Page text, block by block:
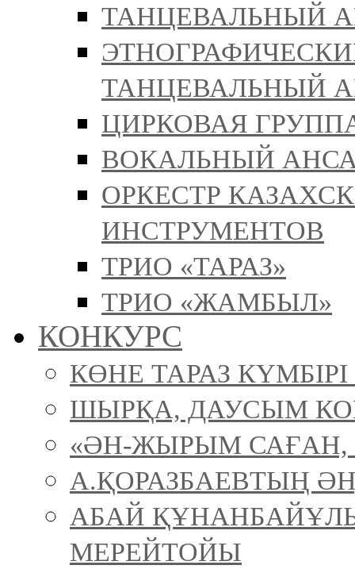
ТАНЦЕВАЛЬНЫЙ
ТАНЦЕВАЛЬНЫЙ
ЦИРКОВАЯ
ВОКАЛЬНЫЙ
ОРКЕСТР
ИНСТРУМЕНТОВ
ТРИО «ТАРАЗ»
ТРИО «ЖАМБЫЛ»
КОНКУРС
КӨНЕ ТАРАЗ
ШЫРҚА, ДАУСЫМ
«ӘН-ЖЫРЫМ САҒАН,
А.ҚОРАЗБАЕВТЫҢ
АБАЙ
МЕРЕЙТОЙЫ